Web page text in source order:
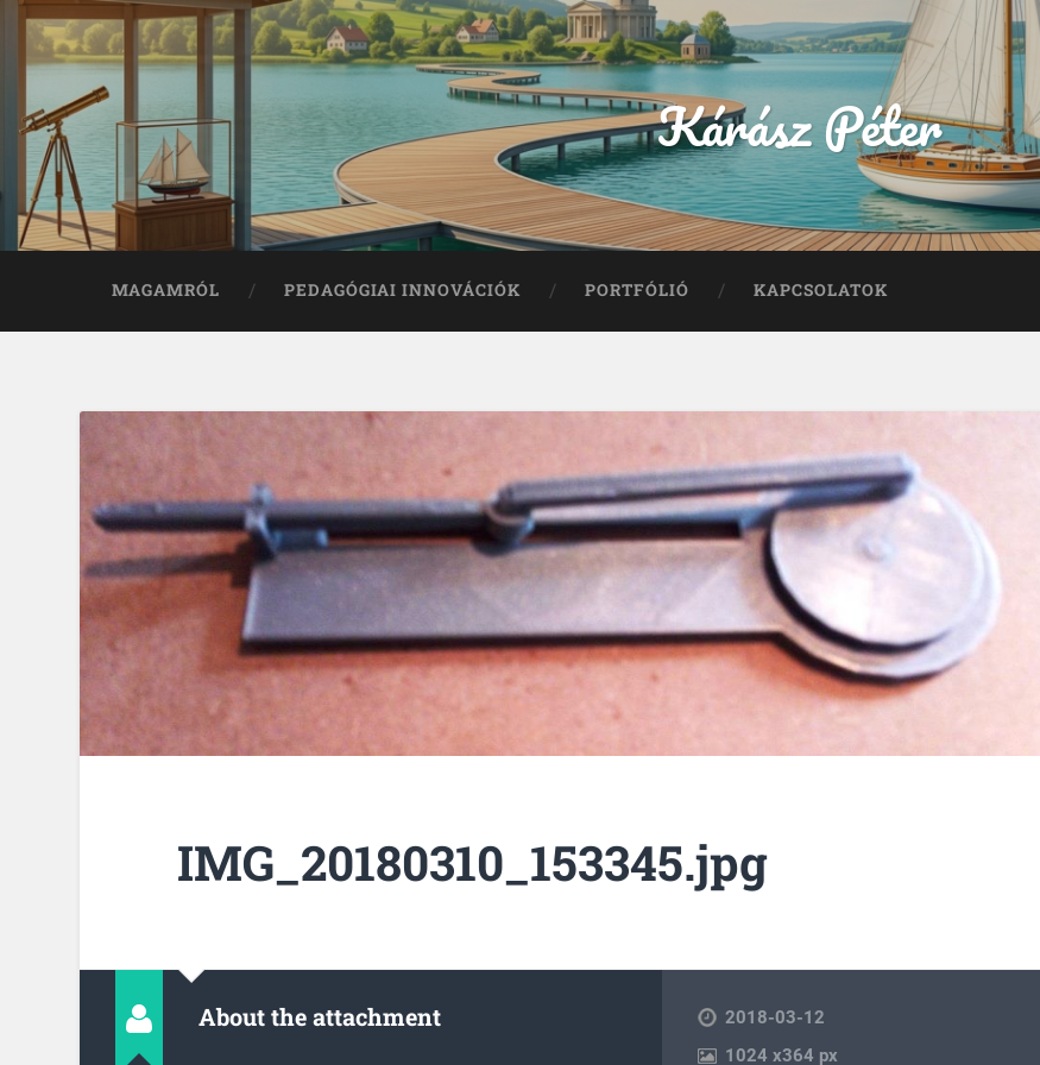
Kárász Péter
MAGAMRÓL PEDAGÓGIAI INNOVÁCIÓK PORTFÓLIÓ KAPCSOLATOK
IMG_20180310_153345.jpg
About the attachment
2018-03-12
1024x364 px